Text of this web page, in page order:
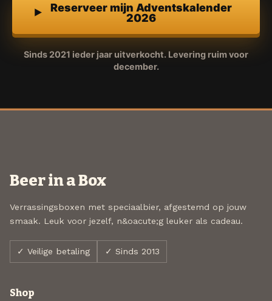
Reserveer mijn Adventskalender
2026
Sinds 2021 ieder jaar uitverkocht. Levering ruim voor
december.
Beer in a Box
Verrassingsboxen met speciaalbier, afgestemd op jouw
smaak. Leuk voor jezelf, n&oacute;g leuker als cadeau.
✓ Veilige betaling ✓ Sinds 2013
Shop